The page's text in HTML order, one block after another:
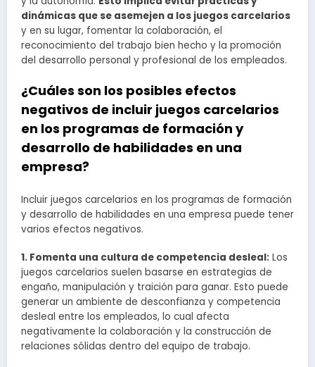
dinámicas que se asemejen a los juegos carcelarios
y en su lugar, fomentar la colaboración, el
reconocimiento del trabajo bien hecho y la promoción
del desarrollo personal y profesional de los empleados.
¿Cuáles son los posibles efectos
negativos de incluir juegos carcelarios
en los programas de formación y
desarrollo de habilidades en una
empresa?
Incluir juegos carcelarios en los programas de formación
y desarrollo de habilidades en una empresa puede tener
varios efectos negativos.
1. Fomenta una cultura de competencia desleal: Los
juegos carcelarios suelen basarse en estrategias de
engaño, manipulación y traición para ganar. Esto puede
generar un ambiente de desconfianza y competencia
desleal entre los empleados, lo cual afecta
negativamente la colaboración y la construcción de
relaciones sólidas dentro del equipo de trabajo.